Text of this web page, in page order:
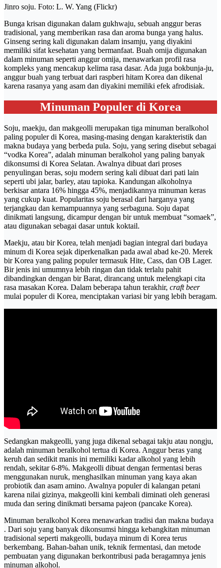
Jinro soju. Foto: L. W. Yang (Flickr)
Bunga krisan digunakan dalam gukhwaju, sebuah anggur beras
tradisional, yang memberikan rasa dan aroma bunga yang halus.
Ginseng sering kali digunakan dalam insamju, yang diyakini
memiliki sifat kesehatan yang bermanfaat. Buah omija digunakan
dalam minuman seperti anggur omija, menawarkan profil rasa
kompleks yang mencakup kelima rasa dasar. Ada juga bokbunja-ju,
anggur buah yang terbuat dari raspberi hitam Korea dan dikenal
karena rasanya yang asam dan diyakini memiliki efek afrodisiak.
Minuman Populer di Korea
Soju, maekju, dan makgeolli merupakan tiga minuman beralkohol
paling populer di Korea, masing-masing dengan karakteristik dan
makna budaya yang berbeda pula. Soju, yang sering disebut sebagai
“vodka Korea”, adalah minuman beralkohol yang paling banyak
dikonsumsi di Korea Selatan. Awalnya dibuat dari proses
penyulingan beras, soju modern sering kali dibuat dari pati lain
seperti ubi jalar, barley, atau tapioka. Kandungan alkoholnya
berkisar antara 16% hingga 45%, menjadikannya minuman keras
yang cukup kuat. Popularitas soju berasal dari harganya yang
terjangkau dan kemampuannya yang serbaguna. Soju dapat
dinikmati langsung, dicampur dengan bir untuk membuat “somaek”,
atau digunakan sebagai dasar untuk koktail.
Maekju, atau bir Korea, telah menjadi bagian integral dari budaya
minum di Korea sejak diperkenalkan pada awal abad ke-20. Merek
bir Korea yang paling populer termasuk Hite, Cass, dan OB Lager.
Bir jenis ini umumnya lebih ringan dan tidak terlalu pahit
dibandingkan dengan bir Barat, dirancang untuk melengkapi cita
rasa masakan Korea. Dalam beberapa tahun terakhir, craft beer
mulai populer di Korea, menciptakan variasi bir yang lebih beragam.
Sedangkan makgeolli, yang juga dikenal sebagai takju atau nongju,
adalah minuman beralkohol tertua di Korea. Anggur beras yang
keruh dan sedikit manis ini memiliki kadar alkohol yang lebih
rendah, sekitar 6-8%. Makgeolli dibuat dengan fermentasi beras
menggunakan nuruk, menghasilkan minuman yang kaya akan
probiotik dan asam amino. Awalnya populer di kalangan petani
karena nilai gizinya, makgeolli kini kembali diminati oleh generasi
muda dan sering dinikmati bersama pajeon (pancake Korea).
Minuman beralkohol Korea menawarkan tradisi dan makna budaya
. Dari soju yang banyak dikonsumsi hingga kebangkitan minuman
tradisional seperti makgeolli, budaya minum di Korea terus
berkembang. Bahan-bahan unik, teknik fermentasi, dan metode
pembuatan yang digunakan berkontribusi pada beragamnya jenis
minuman alkohol.